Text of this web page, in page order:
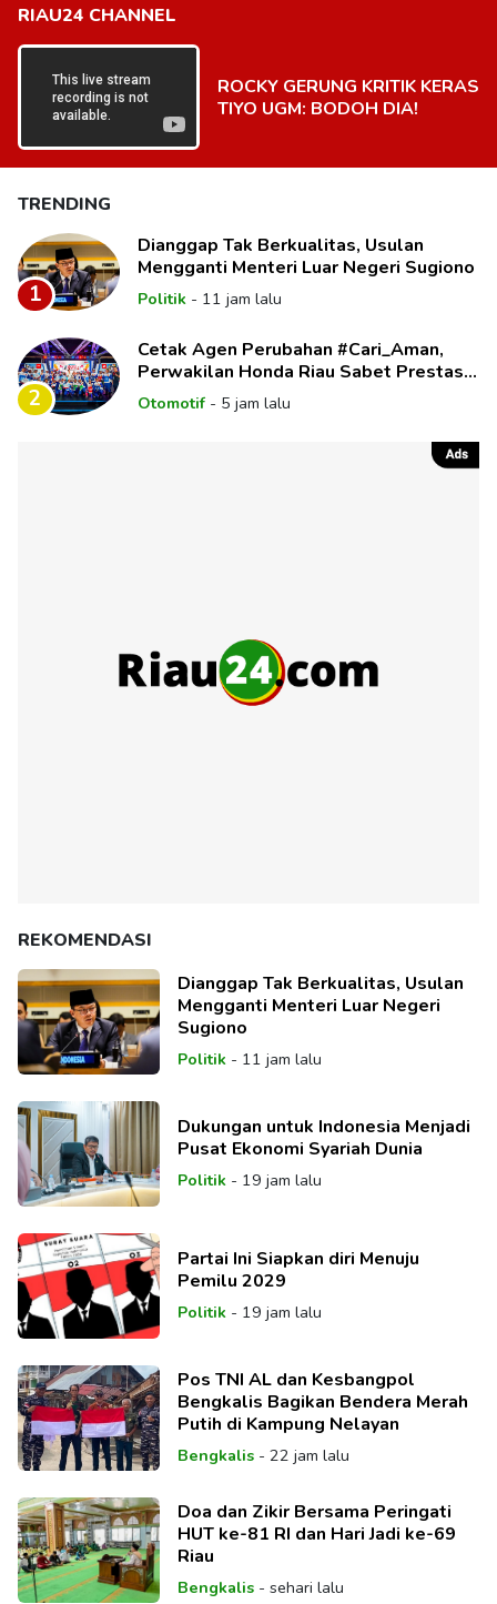
RIAU24 CHANNEL
ROCKY GERUNG KRITIK KERAS
TIYO UGM: BODOH DIA!
TRENDING
1
Dianggap Tak Berkualitas, Usulan
Mengganti Menteri Luar Negeri Sugiono
Politik - 11 jam lalu
2
Cetak Agen Perubahan #Cari_Aman,
Perwakilan Honda Riau Sabet Prestasi
di Panggung Nasional
Otomotif - 5 jam lalu
REKOMENDASI
Dianggap Tak Berkualitas, Usulan
Mengganti Menteri Luar Negeri
Sugiono
Politik- 11 jam lalu
Dukungan untuk Indonesia Menjadi
Pusat Ekonomi Syariah Dunia
Politik- 19 jam lalu
Partai Ini Siapkan diri Menuju
Pemilu 2029
Politik- 19 jam lalu
Pos TNI AL dan Kesbangpol
Bengkalis Bagikan Bendera Merah
Putih di Kampung Nelayan
Bengkalis- 22 jam lalu
Doa dan Zikir Bersama Peringati
HUT ke-81 RI dan Hari Jadi ke-69
Riau
Bengkalis- sehari lalu